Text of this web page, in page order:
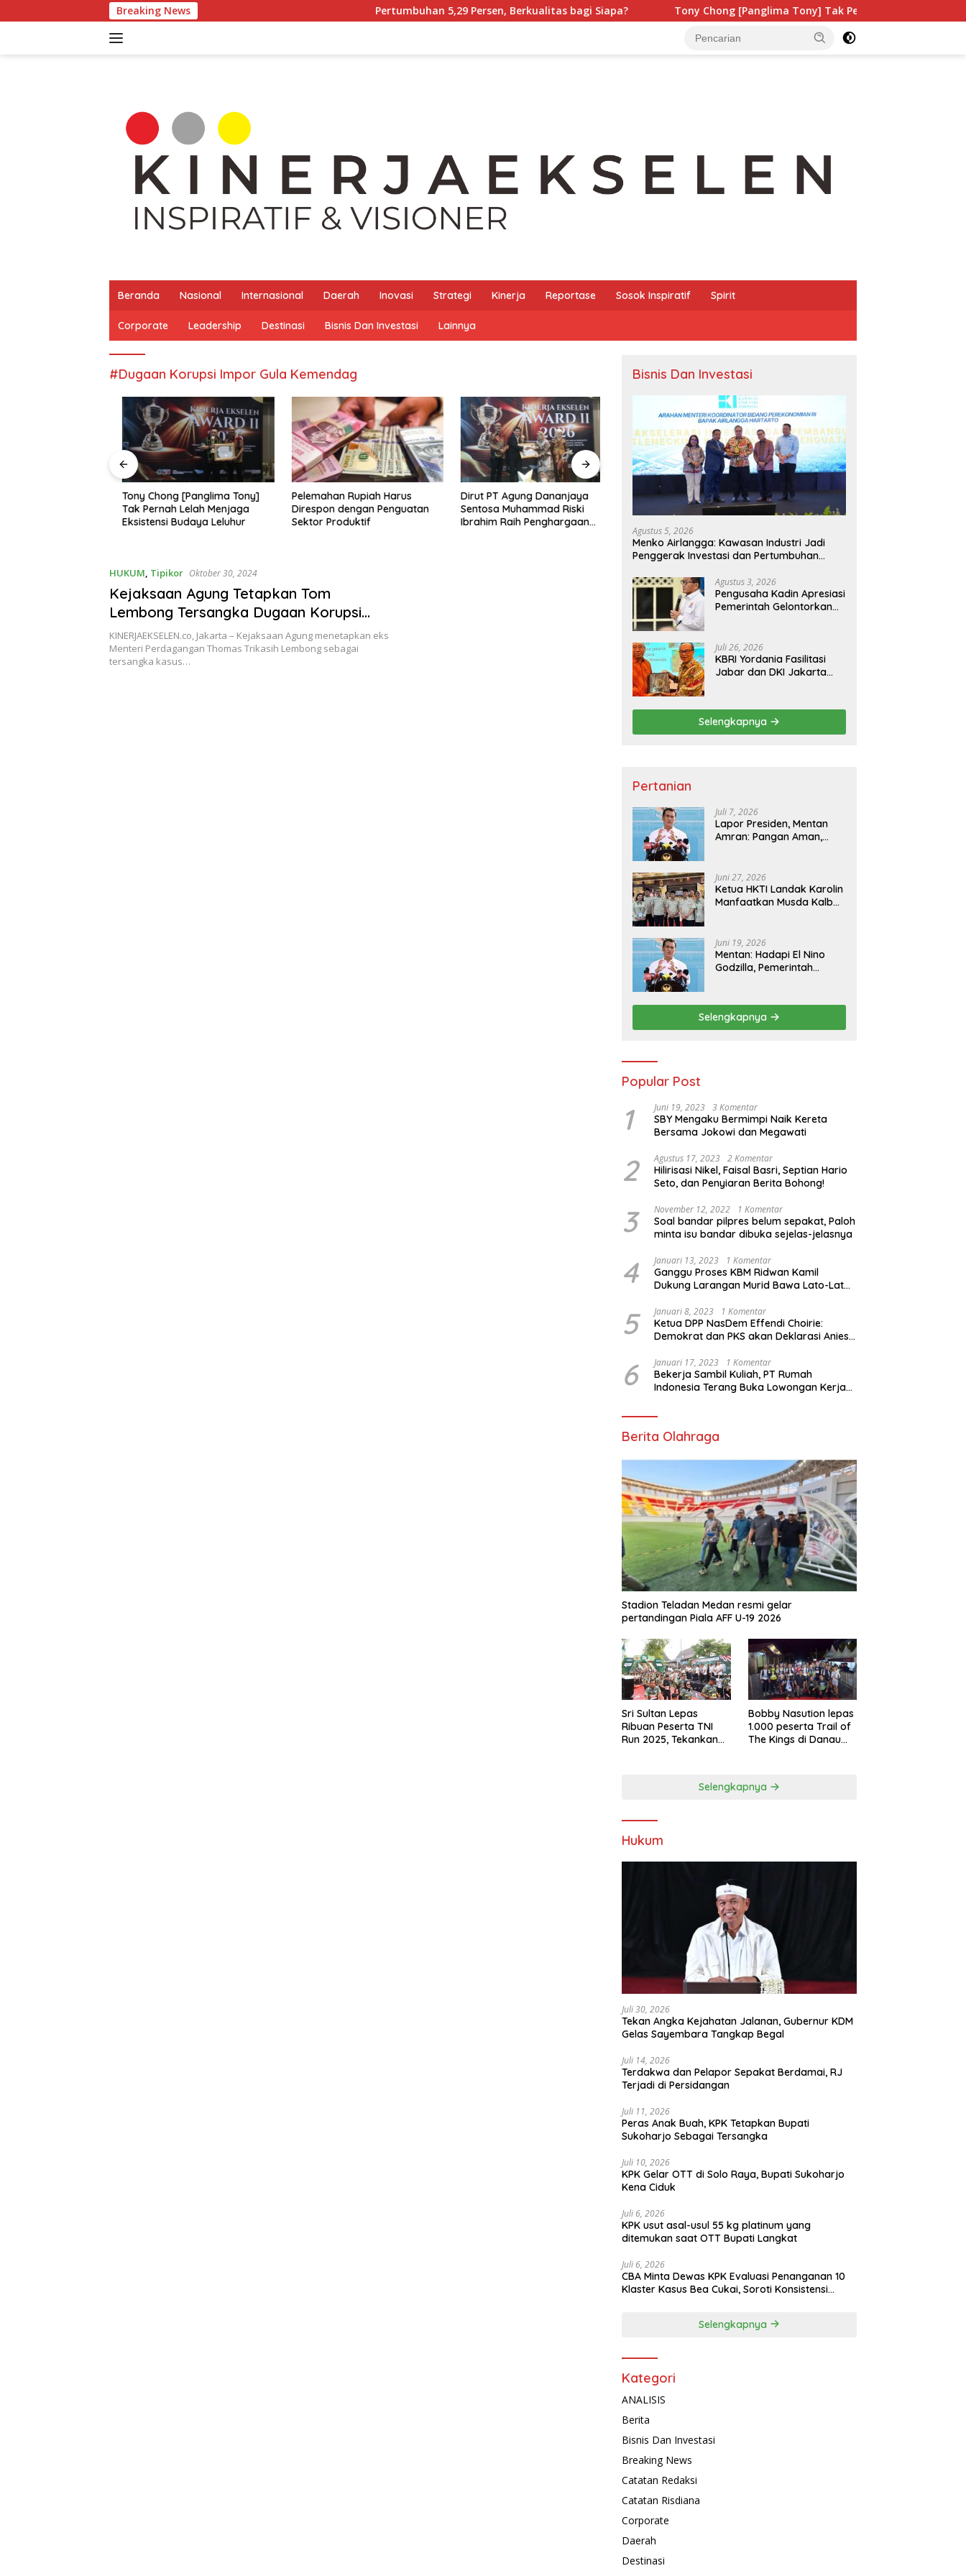
ke
Breaking News Pertumbuhan 5,29 Persen, Berkualitas bagi Siapa? Tony Chong [Panglima Tony] Tak Pernah Lelah Menjaga Eksistensi
Beranda Nasional Internasional Daerah Inovasi Strategi Kinerja Reportase Sosok Inspiratif Spirit
Corporate Leadership Destinasi Bisnis Dan Investasi Lainnya
#Dugaan Korupsi Impor Gula Kemendag
Tony Chong [Panglima Tony]
Tak Pernah Lelah Menjaga
Eksistensi Budaya Leluhur
Pelemahan Rupiah Harus
Direspon dengan Penguatan
Sektor Produktif
Dirut PT Agung Dananjaya
Sentosa Muhammad Riski
Ibrahim Raih Penghargaan
Sukses Implementasikan CSR,
PT Prime Agri Resources Tbk
2026
Menko Airlangga: Kawasan
Industri Jadi Penggerak
HUKUM Tipikor Oktober 30, 2024
Kejaksaan Agung Tetapkan Tom
Lembong Tersangka Dugaan Korupsi
Impor Gula di Kemendag
KINERJAEKSELEN.co, Jakarta – Kejaksaan Agung menetapkan eks
Menteri Perdagangan Thomas Trikasih Lembong sebagai
tersangka kasus…
Bisnis Dan Investasi
Agustus 5, 2026
Menko Airlangga: Kawasan Industri Jadi
Penggerak Investasi dan Pertumbuhan
Agustus 3, 2026
Pengusaha Kadin Apresiasi
Pemerintah Gelontorkan
Juli 26, 2026
KBRI Yordania Fasilitasi
Jabar dan DKI Jakarta
Internasional
Selengkapnya
Pertanian
Juli 7, 2026
Lapor Presiden, Mentan
Amran: Pangan Aman,
Juni 27, 2026
Ketua HKTI Landak Karolin
Manfaatkan Musda Kalbar
Juni 19, 2026
Mentan: Hadapi El Nino
Godzilla, Pemerintah
Infrastruktur Pertanian
Nasional
Selengkapnya
Popular Post
1 Juni 19, 2023 3 Komentar
SBY Mengaku Bermimpi Naik Kereta
Bersama Jokowi dan Megawati
2 Agustus 17, 2023 2 Komentar
Hilirisasi Nikel, Faisal Basri, Septian Hario
Seto, dan Penyiaran Berita Bohong!
3 November 12, 2022 1 Komentar
Soal bandar pilpres belum sepakat, Paloh
minta isu bandar dibuka sejelas-jelasnya
4 Januari 13, 2023 1 Komentar
Ganggu Proses KBM Ridwan Kamil
Dukung Larangan Murid Bawa Lato-Lato
5 Januari 8, 2023 1 Komentar
Ketua DPP NasDem Effendi Choirie:
Demokrat dan PKS akan Deklarasi Anies
6 Januari 17, 2023 1 Komentar
Bekerja Sambil Kuliah, PT Rumah
Indonesia Terang Buka Lowongan Kerja
Berita Olahraga
Stadion Teladan Medan resmi gelar
pertandingan Piala AFF U-19 2026
Sri Sultan Lepas
Ribuan Peserta TNI
Run 2025, Tekankan
Bobby Nasution lepas
1.000 peserta Trail of
The Kings di Danau
Selengkapnya
Hukum
Juli 30, 2026
Tekan Angka Kejahatan Jalanan, Gubernur KDM
Gelas Sayembara Tangkap Begal
Juli 14, 2026
Terdakwa dan Pelapor Sepakat Berdamai, RJ
Terjadi di Persidangan
Juli 11, 2026
Peras Anak Buah, KPK Tetapkan Bupati
Sukoharjo Sebagai Tersangka
Juli 10, 2026
KPK Gelar OTT di Solo Raya, Bupati Sukoharjo
Kena Ciduk
Juli 6, 2026
KPK usut asal-usul 55 kg platinum yang
ditemukan saat OTT Bupati Langkat
Juli 6, 2026
CBA Minta Dewas KPK Evaluasi Penanganan 10
Klaster Kasus Bea Cukai, Soroti Konsistensi
Selengkapnya
Kategori
ANALISIS
Berita
Bisnis Dan Investasi
Breaking News
Catatan Redaksi
Catatan Risdiana
Corporate
Daerah
Destinasi